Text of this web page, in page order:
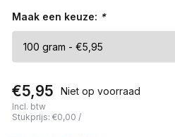
Maak een keuze: *
€5,95 Niet op voorraad
Incl. btw
Stukprijs: €0,00 /